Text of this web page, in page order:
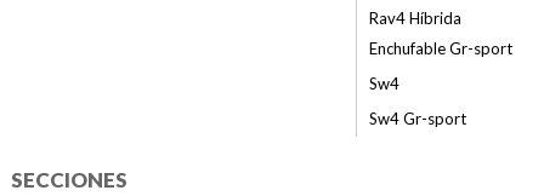
Rav4 Híbrida
Enchufable Gr-sport
Sw4
Sw4 Gr-sport
SECCIONES